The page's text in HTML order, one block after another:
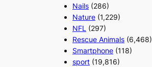
Nails (286)
Nature (1,229)
NFL (297)
Rescue Animals (6,468)
Smartphone (118)
sport (19,816)